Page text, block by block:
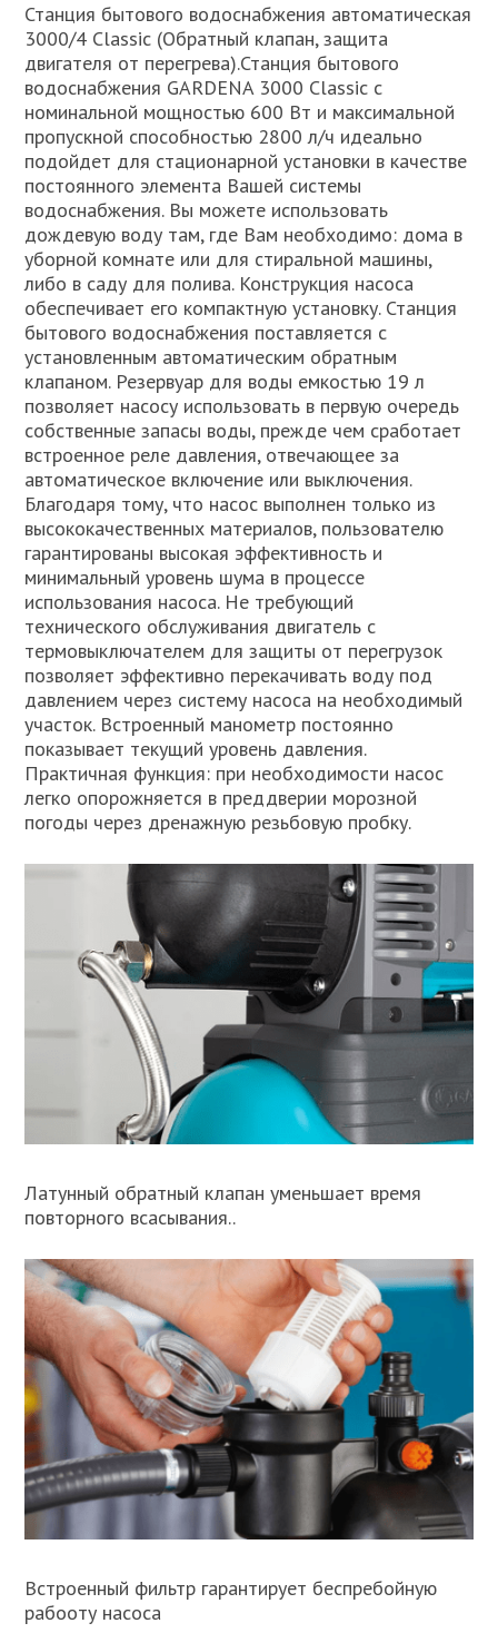
Станция бытового водоснабжения автоматическая
3000/4 Classic (Обратный клапан, защита
двигателя от перегрева).Станция бытового
водоснабжения GARDENA 3000 Classic с
номинальной мощностью 600 Вт и максимальной
пропускной способностью 2800 л/ч идеально
подойдет для стационарной установки в качестве
постоянного элемента Вашей системы
водоснабжения. Вы можете использовать
дождевую воду там, где Вам необходимо: дома в
уборной комнате или для стиральной машины,
либо в саду для полива. Конструкция насоса
обеспечивает его компактную установку. Станция
бытового водоснабжения поставляется с
установленным автоматическим обратным
клапаном. Резервуар для воды емкостью 19 л
позволяет насосу использовать в первую очередь
собственные запасы воды, прежде чем сработает
встроенное реле давления, отвечающее за
автоматическое включение или выключения.
Благодаря тому, что насос выполнен только из
высококачественных материалов, пользователю
гарантированы высокая эффективность и
минимальный уровень шума в процессе
использования насоса. Не требующий
технического обслуживания двигатель с
термовыключателем для защиты от перегрузок
позволяет эффективно перекачивать воду под
давлением через систему насоса на необходимый
участок. Встроенный манометр постоянно
показывает текущий уровень давления.
Практичная функция: при необходимости насос
легко опорожняется в преддверии морозной
погоды через дренажную резьбовую пробку.
Латунный обратный клапан уменьшает время
повторного всасывания..
Встроенный фильтр гарантирует беспребойную
рабооту насоса